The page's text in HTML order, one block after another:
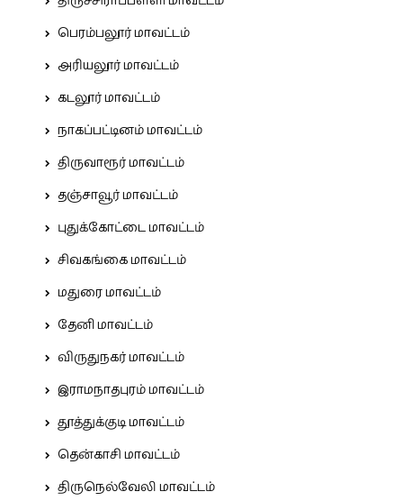
பெரம்பலூர் மாவட்டம்
அரியலூர் மாவட்டம்
கடலூர் மாவட்டம்
நாகப்பட்டினம் மாவட்டம்
திருவாரூர் மாவட்டம்
தஞ்சாவூர் மாவட்டம்
புதுக்கோட்டை மாவட்டம்
சிவகங்கை மாவட்டம்
மதுரை மாவட்டம்
தேனி மாவட்டம்
விருதுநகர் மாவட்டம்
இராமநாதபுரம் மாவட்டம்
தூத்துக்குடி மாவட்டம்
தென்காசி மாவட்டம்
திருநெல்வேலி மாவட்டம்